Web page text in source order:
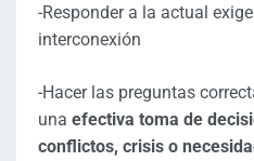
-Responder a la actual
interconexión
-Hacer las preguntas
una efectiva toma de
conflictos, crisis o